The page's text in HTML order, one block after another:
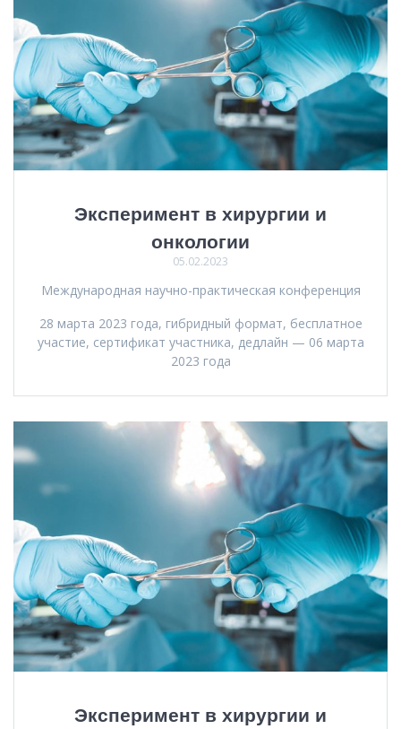
Эксперимент в хирургии и
онкологии
05.02.2023
Международная научно-практическая конференция
28 марта 2023 года, гибридный формат, бесплатное
участие, сертификат участника, дедлайн — 06 марта
2023 года
Эксперимент в хирургии и